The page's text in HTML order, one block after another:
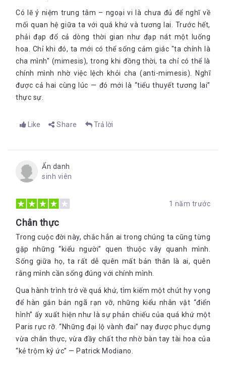
Có lẽ ý niệm trung tâm – ngoại vi là chưa đủ để nghĩ về
mối quan hệ giữa ta với quá khứ và tương lai. Trước hết,
phải đạp đổ cả dòng thời gian như đạp nát một luống
hoa. Chỉ khi đó, ta mới có thể sống cảm giác "ta chính là
cha mình" (mimesis), trong khi đồng thời, ta chỉ có thể là
chính mình nhờ việc lệch khỏi cha (anti-mimesis). Nghĩ
được cả hai cùng lúc — đó mới là “tiểu thuyết tương lai”
thực sự.
Like Share Trả lời
Ẩn danh
sinh viên
1 năm trước
Chân thực
Trong cuộc đời này, chắc hẳn ai trong chúng ta cũng từng
gặp những “kiểu người” quen thuộc vây quanh mình.
Sống giữa họ, ta rất dễ quên mất bản thân là ai, quên
rằng mình cần sống đúng với chính mình.
Qua hành trình trở về quá khứ, tìm kiếm một chút hy vọng
để hàn gắn bản ngã rạn vỡ, những kiểu nhân vật “điển
hình” ấy xuất hiện như là sự phản chiếu của quá khứ một
Paris rực rỡ. “Những đại lộ vành đai” nay được phục dựng
vừa chân thực, vừa đầy chất thơ nhờ bàn tay tài hoa của
“kẻ trộm ký ức” — Patrick Modiano.